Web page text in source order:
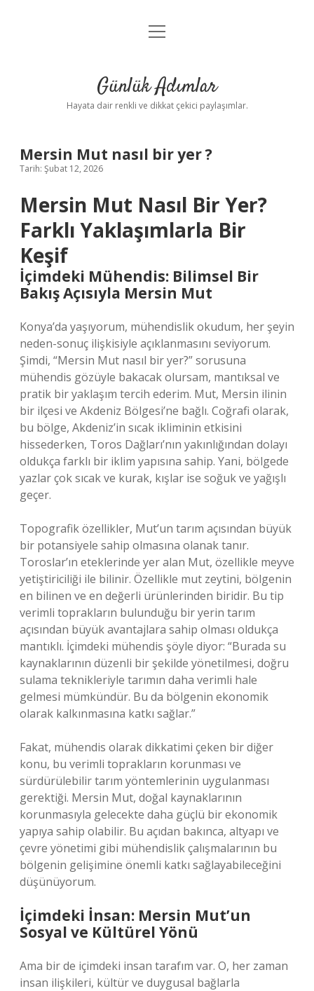
Anasayfa
Yasal Uyarı
menüyü
Günlük Adımlar
Hayata dair renkli ve dikkat çekici paylaşımlar.
Mersin Mut nasıl bir yer ?
Tarih: Şubat 12, 2026
Mersin Mut Nasıl Bir Yer?
Farklı Yaklaşımlarla Bir
Keşif
İçimdeki Mühendis: Bilimsel Bir
Bakış Açısıyla Mersin Mut
Konya’da yaşıyorum, mühendislik okudum, her şeyin
neden-sonuç ilişkisiyle açıklanmasını seviyorum.
Şimdi, “Mersin Mut nasıl bir yer?” sorusuna
mühendis gözüyle bakacak olursam, mantıksal ve
pratik bir yaklaşım tercih ederim. Mut, Mersin ilinin
bir ilçesi ve Akdeniz Bölgesi’ne bağlı. Coğrafi olarak,
bu bölge, Akdeniz’in sıcak ikliminin etkisini
hissederken, Toros Dağları’nın yakınlığından dolayı
oldukça farklı bir iklim yapısına sahip. Yani, bölgede
yazlar çok sıcak ve kurak, kışlar ise soğuk ve yağışlı
geçer.
Topografik özellikler, Mut’un tarım açısından büyük
bir potansiyele sahip olmasına olanak tanır.
Toroslar’ın eteklerinde yer alan Mut, özellikle meyve
yetiştiriciliği ile bilinir. Özellikle mut zeytini, bölgenin
en bilinen ve en değerli ürünlerinden biridir. Bu tip
verimli toprakların bulunduğu bir yerin tarım
açısından büyük avantajlara sahip olması oldukça
mantıklı. İçimdeki mühendis şöyle diyor: “Burada su
kaynaklarının düzenli bir şekilde yönetilmesi, doğru
sulama teknikleriyle tarımın daha verimli hale
gelmesi mümkündür. Bu da bölgenin ekonomik
olarak kalkınmasına katkı sağlar.”
Fakat, mühendis olarak dikkatimi çeken bir diğer
konu, bu verimli toprakların korunması ve
sürdürülebilir tarım yöntemlerinin uygulanması
gerektiği. Mersin Mut, doğal kaynaklarının
korunmasıyla gelecekte daha güçlü bir ekonomik
yapıya sahip olabilir. Bu açıdan bakınca, altyapı ve
çevre yönetimi gibi mühendislik çalışmalarının bu
bölgenin gelişimine önemli katkı sağlayabileceğini
düşünüyorum.
İçimdeki İnsan: Mersin Mut’un
Sosyal ve Kültürel Yönü
Ama bir de içimdeki insan tarafım var. O, her zaman
insan ilişkileri, kültür ve duygusal bağlarla